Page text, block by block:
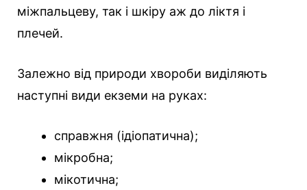
міжпальцеву, так і шкіру аж до ліктя і
плечей.
Залежно від природи хвороби виділяють
наступні види екземи на руках:
справжня (ідіопатична);
мікробна;
мікотична;